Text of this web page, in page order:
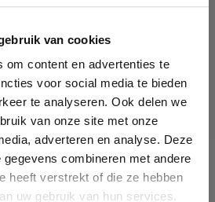
van cookies
om content en advertenties te
voor social media te bieden
te analyseren. Ook delen we
van onze site met onze
adverteren en analyse. Deze
combineren met andere
heeft verstrekt of die ze hebben
uw gebruik van hun services.
Zomervakantie
€ 1164,- € 1048,-
In winkelwagen